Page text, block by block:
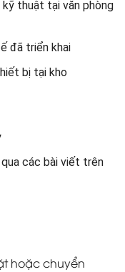
thuật tại văn phòng
đã triển khai
bị tại kho
qua các bài viết trên
hoặc chuyển